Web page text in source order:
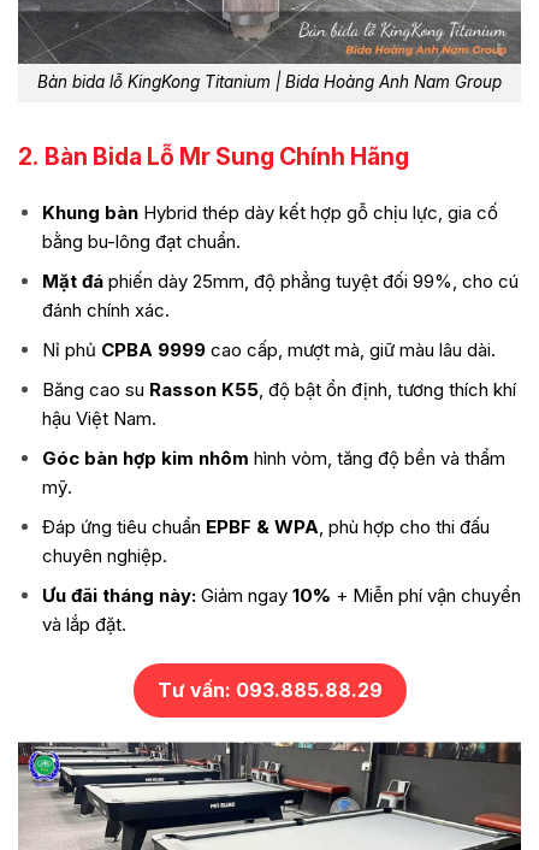
Bàn bida lỗ KingKong Titanium | Bida Hoàng Anh Nam Group
2. Bàn Bida Lỗ Mr Sung Chính Hãng
Khung bànHybrid thép dày kết hợp gỗ chịu lực, gia cố
bằng bu-lông đạt chuẩn.
Mặt đáphiến dày 25mm, độ phẳng tuyệt đối 99%, cho cú
đánh chính xác.
Nỉ phủ CPBA 9999cao cấp, mượt mà, giữ màu lâu dài.
Băng cao su Rasson K55, độ bật ổn định, tương thích khí
hậu Việt Nam.
Góc bàn hợp kim nhôm hình vòm, tăng độ bền và thẩm
mỹ.
Đáp ứng tiêu chuẩn EPBF & WPA, phù hợp cho thi đấu
chuyên nghiệp.
Ưu đãi tháng này:Giảm ngay 10% + Miễn phí vận chuyển
và lắp đặt.
Tư vấn: 093.885.88.29